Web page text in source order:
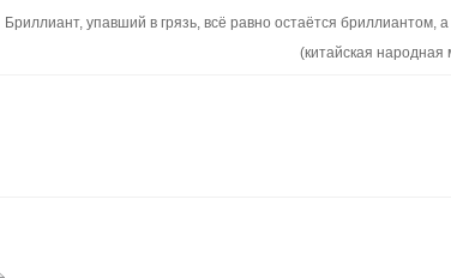
Бриллиант, упавший в грязь, всё равно остаётся
(китайская народная